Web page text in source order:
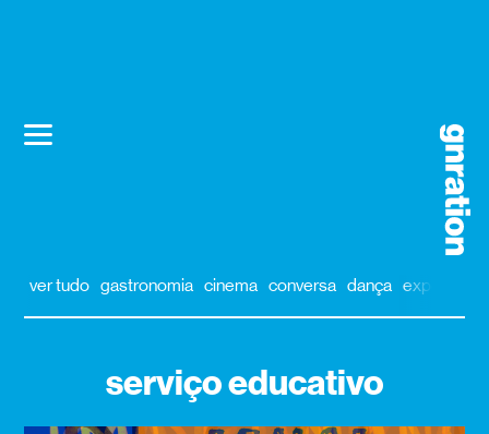
ver tudo gastronomia cinema conversa dança exposição
serviço educativo